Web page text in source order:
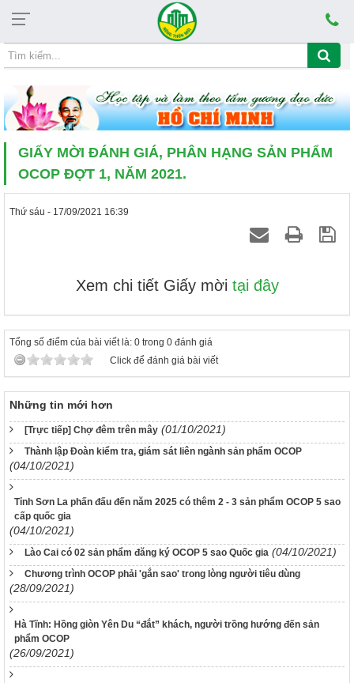
Thứ sáu, 07/08/2026, 19:51
CHỦ ĐỀ HỌC TẬP VÀ LÀM THEO TẤM
GIẤY MỜI ĐÁNH GIÁ, PHÂN HẠNG SẢN PHẨM
OCOP ĐỢT 1, NĂM 2021.
Thứ sáu - 17/09/2021 16:39
Xem chi tiết Giấy mời tại đây
Tổng số điểm của bài viết là: 0 trong 0 đánh giá
Click để đánh giá bài viết
Những tin mới hơn
[Trực tiếp] Chợ đêm trên mây (01/10/2021)
Thành lập Đoàn kiểm tra, giám sát liên ngành sản phẩm OCOP
(04/10/2021)
Tỉnh Sơn La phấn đấu đến năm 2025 có thêm 2 - 3 sản phẩm OCOP 5 sao
cấp quốc gia
(04/10/2021)
Lào Cai có 02 sản phẩm đăng ký OCOP 5 sao Quốc gia (04/10/2021)
Chương trình OCOP phải 'gắn sao' trong lòng người tiêu dùng
(28/09/2021)
Hà Tĩnh: Hồng giòn Yên Du “đắt” khách, người trồng hướng đến sản
phẩm OCOP
(26/09/2021)